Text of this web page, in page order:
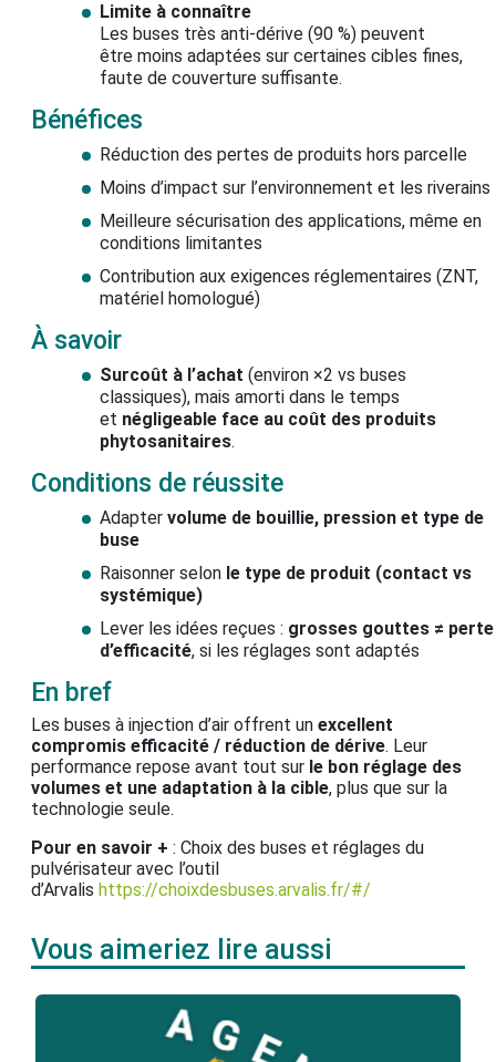
Limite à connaître
Les buses très anti-dérive (90 %) peuvent
être moins adaptées sur certaines cibles fines,
faute de couverture suffisante.
Bénéfices
Réduction des pertes de produits hors parcelle
Moins d’impact sur l’environnement et les riverains
Meilleure sécurisation des applications, même en
conditions limitantes
Contribution aux exigences réglementaires (ZNT,
matériel homologué)
À savoir
Surcoût à l’achat (environ ×2 vs buses
classiques), mais amorti dans le temps
et négligeable face au coût des produits
phytosanitaires.
Conditions de réussite
Adapter volume de bouillie, pression et type de
buse
Raisonner selon le type de produit (contact vs
systémique)
Lever les idées reçues : grosses gouttes ≠ perte
d’efficacité, si les réglages sont adaptés
En bref
Les buses à injection d’air offrent un excellent
compromis efficacité / réduction de dérive. Leur
performance repose avant tout sur le bon réglage des
volumes et une adaptation à la cible, plus que sur la
technologie seule.
Pour en savoir + : Choix des buses et réglages du
pulvérisateur avec l’outil
d’Arvalis https://choixdesbuses.arvalis.fr/#/
Vous aimeriez lire aussi